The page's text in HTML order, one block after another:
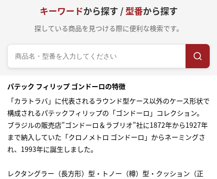
キーワードから探す /型番から探す
探している商品を見つける際に便利な検索です。
パテック フィリップ ゴンドーロの特徴
「カラトラバ」に代表されるラウンド型ケース以外のケース形状で
構成されるパテックフィリップの「ゴンドーロ」コレクション。
ブラジルの販売店”ゴンドーロ＆ラブリオ”社に1872年から1927年
まで納入していた「クロノメトロ ゴンドーロ」からネーミングさ
れ、1993年に誕生しました。
レクタングラー（長方形）型・トノー（樽）型・クッション（正